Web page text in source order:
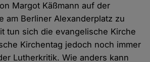
Margot Käßmann auf der
am Berliner Alexanderplatz zu
tun sich die evangelische Kirche
Kirchentag jedoch noch immer
Lutherkritik. Wie anders kann